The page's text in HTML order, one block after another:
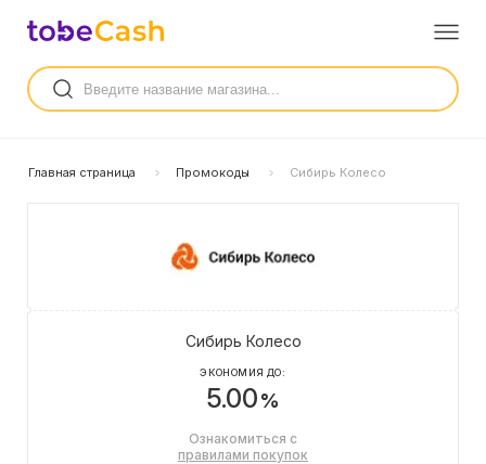
Главная страница Промокоды Сибирь Колесо
Сибирь Колесо
ЭКОНОМИЯ ДО:
5.00%
Ознакомиться с
правилами покупок